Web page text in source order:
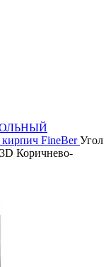
FineBerУгол
Коричнево-